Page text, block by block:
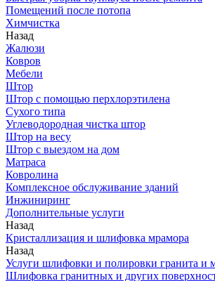
Помещений после потопа
Химчистка
Назад
Жалюзи
Ковров
Мебели
Штор
Штор с помощью перхлорэтилена
Сухого типа
Углеводородная чистка штор
Штор на весу
Штор с выездом на дом
Матраса
Ковролина
Комплексное обслуживание зданий
Инжиниринг
Дополнительные услуги
Назад
Кристаллизация и шлифовка мрамора
Назад
Услуги шлифовки и полировки гранита и
Шлифовка гранитных и других